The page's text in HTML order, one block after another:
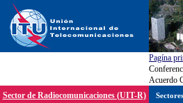
Pagína
Acuerdo
Sector de Radiocomunicaciones (UIT-R)